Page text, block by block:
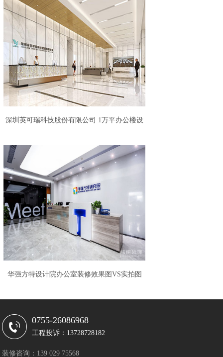
深圳英可瑞科技股份有限公司 1万平办公楼设
华强方特设计院办公室装修效果图VS实拍图
0755-26086968
工程投诉：13728728182
装修咨询：139 029 75568